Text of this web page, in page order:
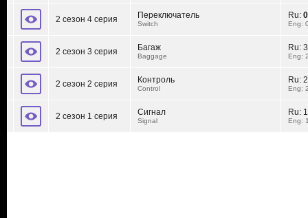
2 сезон 4 серия Переключатель
Switch
Ru:
Eng:
2 сезон 3 серия Багаж
Baggage
Ru:
Eng:
2 сезон 2 серия Контроль
Control
Ru:
Eng:
2 сезон 1 серия Сигнал
Signal
Ru:
Eng: